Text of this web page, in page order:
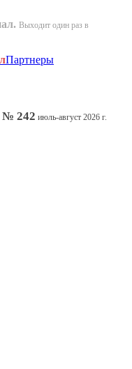
Выходит один раз в
Партнеры
№ 242 июль-август 2026 г.